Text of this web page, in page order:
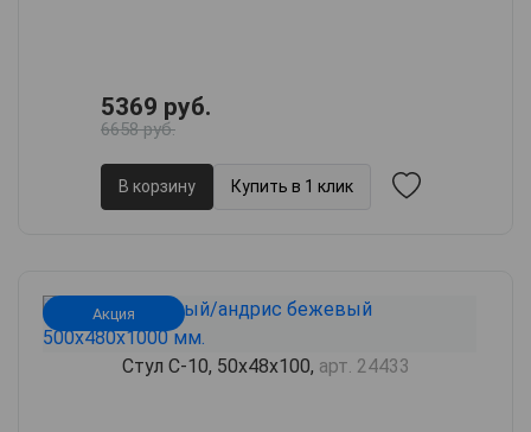
5369 руб.
6658 руб.
В корзину Купить в 1 клик
Акция
Стул С-10, 50х48х100, арт. 24433